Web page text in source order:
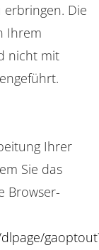
Die
Ihrem
nicht mit
Ihrer
Sie das
Browser-